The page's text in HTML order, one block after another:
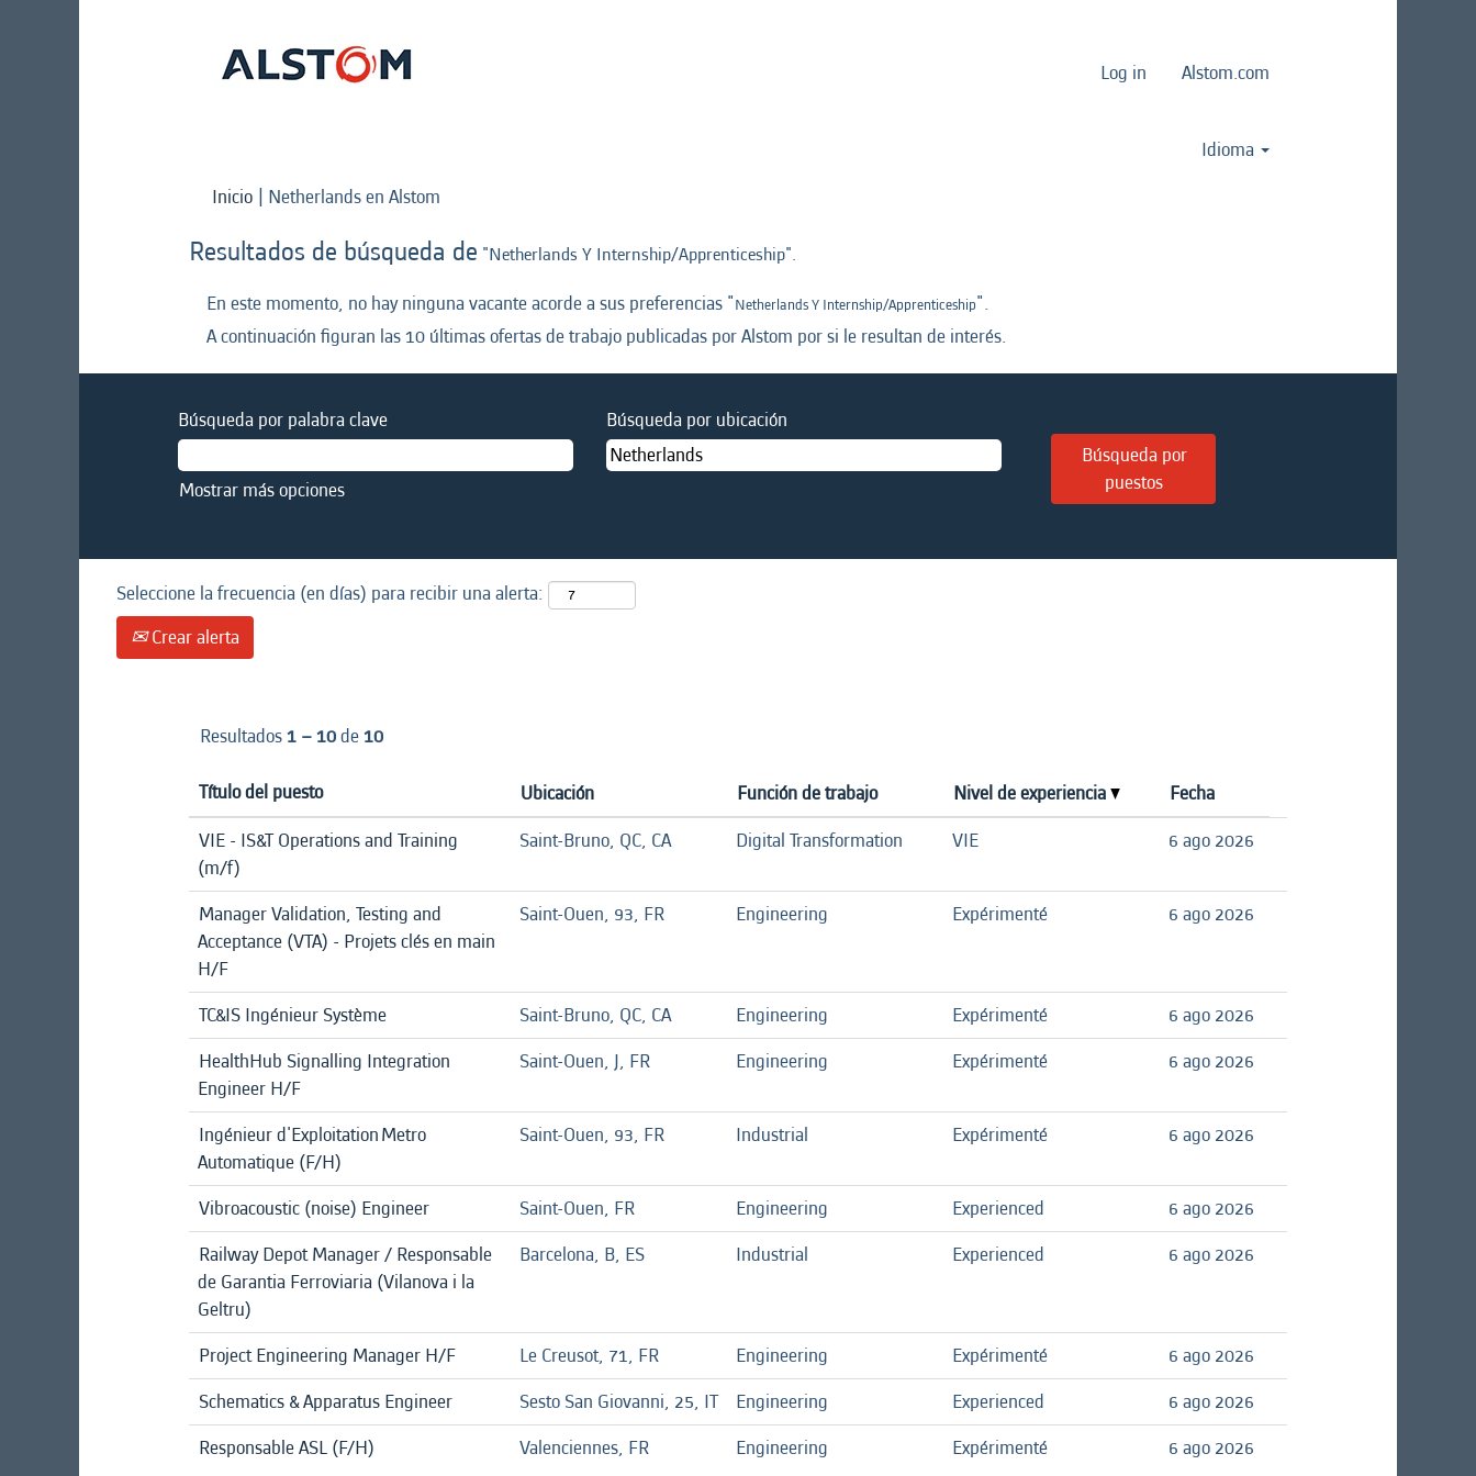
Log in Alstom.com
Idioma
Inicio | Netherlands en Alstom
Resultados de búsqueda de "Netherlands Y Internship/Apprenticeship".
En este momento, no hay ninguna vacante acorde a sus preferencias "Netherlands Y Internship/Apprenticeship".
A continuación figuran las 10 últimas ofertas de trabajo publicadas por Alstom por si le resultan de interés.
Búsqueda por palabra clave Búsqueda por ubicación
Mostrar más opciones
Seleccione la frecuencia (en días) para recibir una alerta:
Crear alerta
Resultados1 – 10de10
Título del puesto Ubicación Función de trabajo Nivel de experiencia
Fecha
VIE - IS&T Operations and Training
(m/f)
Saint-Bruno, QC, CA Digital Transformation VIE 6 ago 2026
Manager Validation, Testing and
Acceptance (VTA) - Projets clés en main
H/F
Saint-Ouen, 93, FR Engineering Expérimenté 6 ago 2026
TC&IS Ingénieur Système Saint-Bruno, QC, CA Engineering Expérimenté
6 ago 2026
HealthHub Signalling Integration
Engineer H/F
Saint-Ouen, J, FR Engineering Expérimenté 6 ago 2026
Ingénieur d'Exploitation Metro
Automatique (F/H)
Saint-Ouen, 93, FR Industrial Expérimenté 6 ago 2026
Vibroacoustic (noise) Engineer Saint-Ouen, FR Engineering Experienced
6 ago 2026
Railway Depot Manager / Responsable
de Garantia Ferroviaria (Vilanova i la
Geltru)
Barcelona, B, ES Industrial Experienced 6 ago 2026
Project Engineering Manager H/F Le Creusot, 71, FR Engineering Expérimenté
6 ago 2026
Schematics & Apparatus Engineer
Sesto San Giovanni, 25, IT Engineering Experienced
6 ago 2026
Responsable ASL (F/H)
Valenciennes, FR Engineering Expérimenté 6 ago 2026